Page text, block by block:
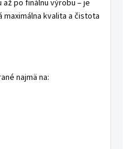
po finálnu výrobu – je
kvalita a čistota
najmä na: